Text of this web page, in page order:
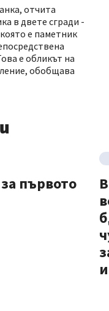
отчита
в двете сгради -
е паметник
е обликът на
обобщава
първото